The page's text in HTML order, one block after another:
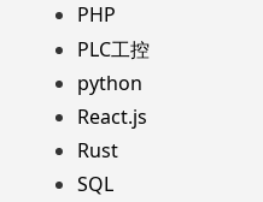
PHP
PLC工控
python
React.js
Rust
SQL